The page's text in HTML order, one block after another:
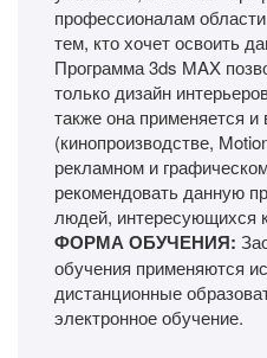
профессионалам
тем, кто хочет освоить
Программа 3ds MAX
только дизайн
также она применяется
(кинопроизводстве,
рекламном и
рекомендовать данную
людей, интересующихся
ФОРМА ОБУЧЕНИЯ:
обучения применяются
дистанционные
электронное обучение.